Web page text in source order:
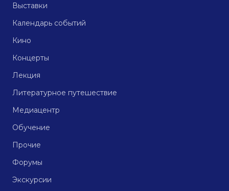
Выставки
Календарь событий
Кино
Концерты
Лекция
Литературное путешествие
Медиацентр
Обучение
Прочие
Форумы
Экскурсии